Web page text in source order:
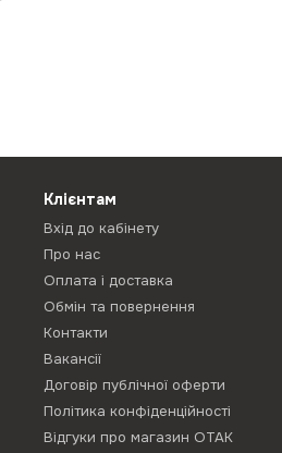
Клієнтам
Вхід до кабінету
Про нас
Оплата і доставка
Обмін та повернення
Контакти
Вакансії
Договір публічної оферти
Політика конфіденційності
Відгуки про магазин ОТАК